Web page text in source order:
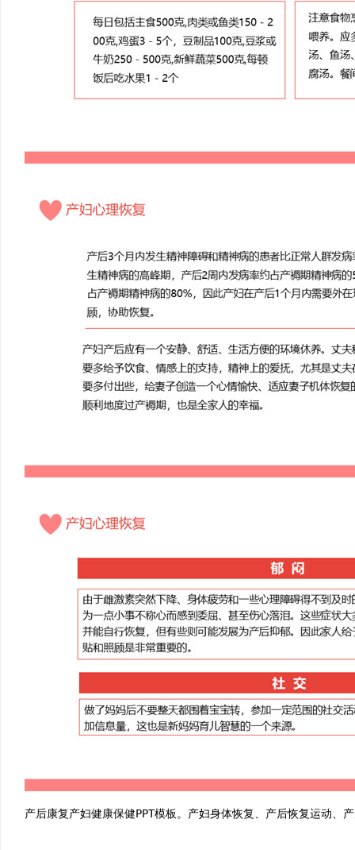
产后康复产妇健康保健PPT模板。产妇身体恢复、产后恢复运动、